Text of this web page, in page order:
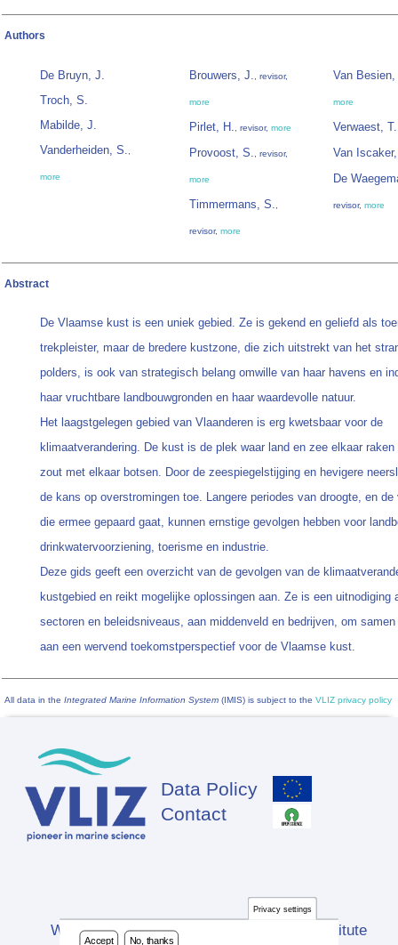
Authors
De Bruyn, J.
Troch, S.
Mabilde, J.
Vanderheiden, S.,
more
Brouwers, J., revisor,
more
Pirlet, H., revisor, more
Provoost, S., revisor,
more
Timmermans, S.,
revisor, more
Van Besien,
more
Verwaest, T.
Van
De
revisor, more
Abstract
De Vlaamse kust is een uniek gebied. Ze is gekend en geliefd als
trekpleister, maar de bredere kustzone, die zich uitstrekt van het
polders, is ook van strategisch belang omwille van haar havens en
haar vruchtbare landbouwgronden en haar waardevolle natuur.
Het laagstgelegen gebied van Vlaanderen is erg kwetsbaar voor de
klimaatverandering. De kust is de plek waar land en zee elkaar
zout met elkaar botsen. Door de zeespiegelstijging en hevigere
de kans op overstromingen toe. Langere periodes van droogte, en de
die ermee gepaard gaat, kunnen ernstige gevolgen hebben voor
drinkwatervoorziening, toerisme en industrie.
Deze gids geeft een overzicht van de gevolgen van de
kustgebied en reikt mogelijke oplossingen aan. Ze is een uitnodiging
sectoren en beleidsniveaus, aan middenveld en bedrijven, om
aan een wervend toekomstperspectief voor de Vlaamse kust.
All data in the Integrated Marine Information System (IMIS) is subject to the VLIZ privacy policy
Footer
Data Policy
Contact
Website developed by Flanders Marine Institute
Privacy settings
Accept No, thanks